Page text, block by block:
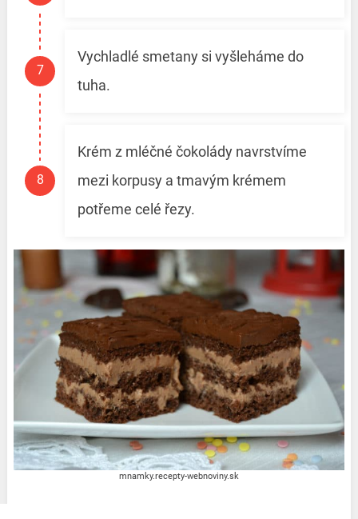
Vychladlé smetany si vyšleháme do
tuha.
Krém z mléčné čokolády navrstvíme
mezi korpusy a tmavým krémem
potřeme celé řezy.
mnamky.recepty-webnoviny.sk